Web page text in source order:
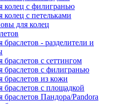
колец с филигранью
с петельками
для колец
- разделители и
с сеттингом
браслетов с филигранью
из кожи
с площадкой
Пандора/Pandora